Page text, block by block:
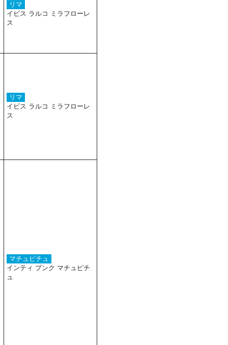
リマ
イビス ラルコ ミラフローレ
ス
リマ
イビス ラルコ ミラフローレ
ス
マチュピチュ
インティ プンク マチュピチ
ュ